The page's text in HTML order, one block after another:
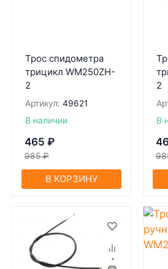
Трос спидометра
трицикл WM250ZH-
2
Артикул: 49621
В наличии
465 ₽
985 ₽
В КОРЗИНУ
2
В